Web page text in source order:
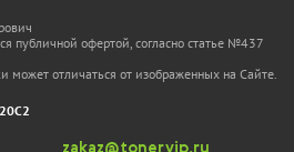
публичной офертой, согласно статье №437
может отличаться от изображенных на Сайте.
zakaz@tonervip.ru